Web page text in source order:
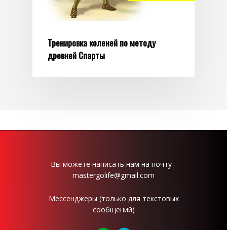
Тренировка коленей по методу
древней Спарты
Вы можете написать нам на почту -
mastergolife@gmail.com
Мессенджеры (только для текстовых
сообщений)